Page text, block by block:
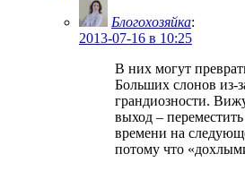
Блогохозяйка:
2013-07-16 в 10:25
В них могут
Больших слонов из-
грандиозности.
выход –
времени на
потому что